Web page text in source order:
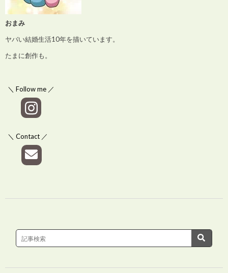
おまみ
ヤバい結婚生活10年を描いています。
たまに創作も。
＼ Follow me ／
＼ Contact ／